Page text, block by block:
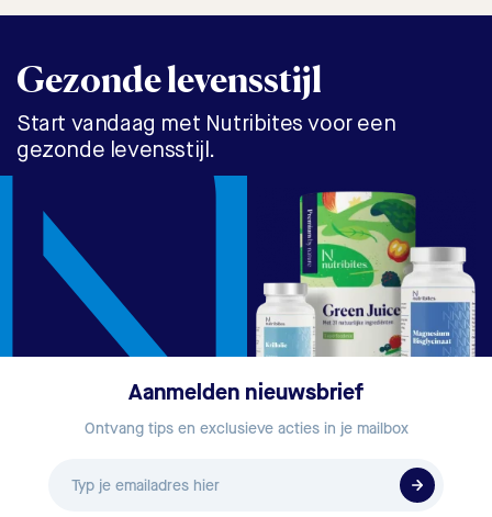
Gezonde levensstijl
Start vandaag met Nutribites voor een
gezonde levensstijl.
Aanmelden nieuwsbrief
Ontvang tips en exclusieve acties in je mailbox